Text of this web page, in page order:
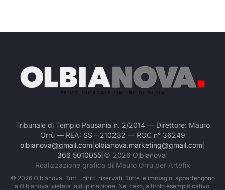
Tribunale di Tempio Pausania n. 2/2014 — Direttore: Mauro
Orrù — REA: SS – 210232 — ROC n° 36249
olbianova@gmail.com olbianova.marketing@gmail.com
366 5010055| © 2026 Olbianova
Realizzazione grafica di Mauro Orrù per Artefix
© 2026Olbianova. Tutti i diritti riservati. Tutte le immagini appartengono
a Olbianova, vietata la duplicazione. Nel caso, a titolo esemplificativo,